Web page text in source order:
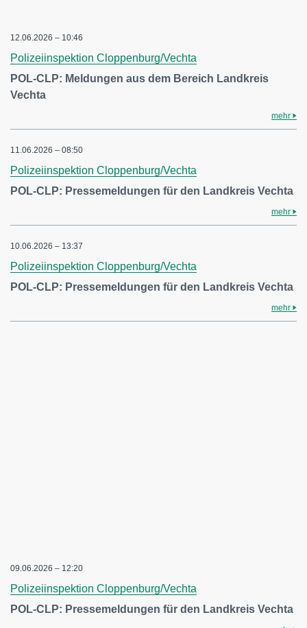
12.06.2026 – 10:46
Polizeiinspektion Cloppenburg/Vechta
POL-CLP: Meldungen aus dem Bereich Landkreis
Vechta
mehr
11.06.2026 – 08:50
Polizeiinspektion Cloppenburg/Vechta
POL-CLP: Pressemeldungen für den Landkreis Vechta
mehr
10.06.2026 – 13:37
Polizeiinspektion Cloppenburg/Vechta
POL-CLP: Pressemeldungen für den Landkreis Vechta
mehr
09.06.2026 – 12:20
Polizeiinspektion Cloppenburg/Vechta
POL-CLP: Pressemeldungen für den Landkreis Vechta